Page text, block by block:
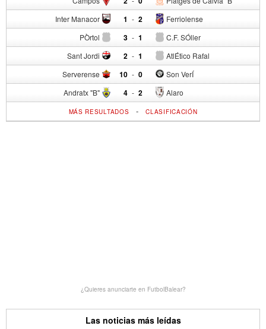
Inter Manacor 1 - Ferriolense
2
PÒrtol 3 - C.F. SÓller
1
Sant Jordi 2 - AtlÉtico Rafal
1
Serverense 10 - Son VerÍ
0
Andratx "B" 4 - Alaro
2
MÁS RESULTADOS -CLASIFICACIÓN
¿Quieres anunciarte en FutbolBalear?
Las noticias más leídas